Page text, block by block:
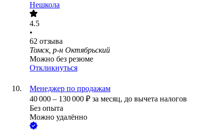
Нешкола
4.5
•
62 отзыва
Томск, р-н Октябрьский
Можно без резюме
Откликнуться
Менеджер по продажам
40 000 – 130 000 ₽ за месяц, до вычета налогов
Без опыта
Можно удалённо